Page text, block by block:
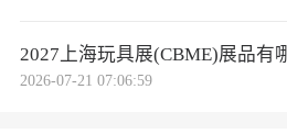
2027上海玩具展(CBME)展品有
2026-07-21 07:06:59